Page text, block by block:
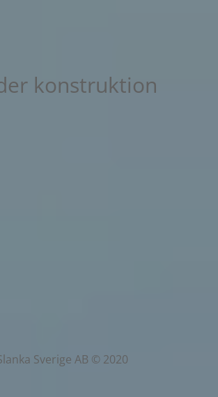
konstruktion
Sverige AB © 2020